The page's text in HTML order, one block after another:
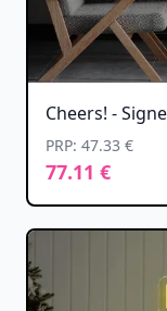
Cheers! -
PRP: 47.33 €
77.11 €